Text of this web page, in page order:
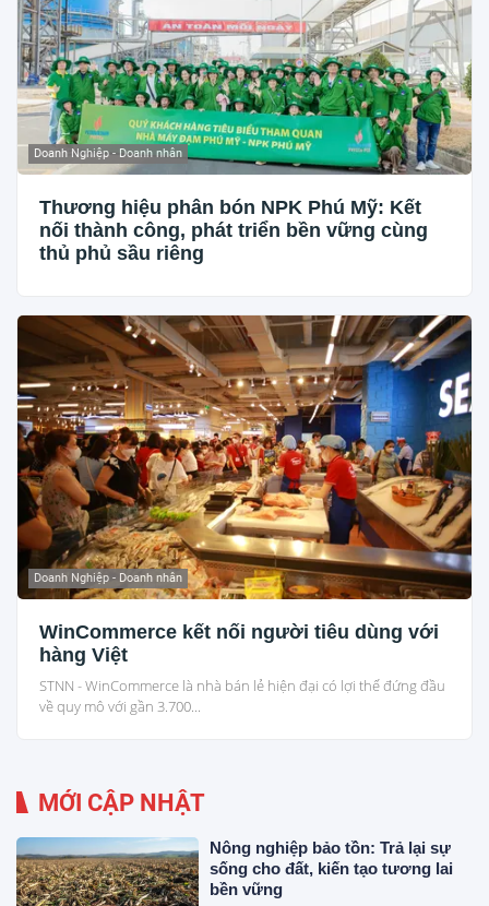
Doanh Nghiệp - Doanh nhân
Thương hiệu phân bón NPK Phú Mỹ: Kết
nối thành công, phát triển bền vững cùng
thủ phủ sầu riêng
Doanh Nghiệp - Doanh nhân
WinCommerce kết nối người tiêu dùng với
hàng Việt
STNN - WinCommerce là nhà bán lẻ hiện đại có lợi thế đứng đầu
về quy mô với gần 3.700...
MỚI CẬP NHẬT
Nông nghiệp bảo tồn: Trả lại sự
sống cho đất, kiến tạo tương lai
bền vững